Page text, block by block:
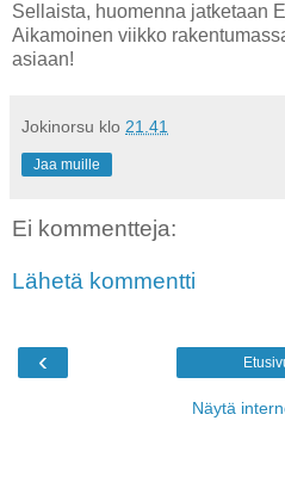
Sellaista, huomenna jatketaan
Aikamoinen viikko
asiaan!
Jokinorsu klo 21.41
Jaa muille
Ei kommentteja:
Lähetä kommentti
‹
Näytä